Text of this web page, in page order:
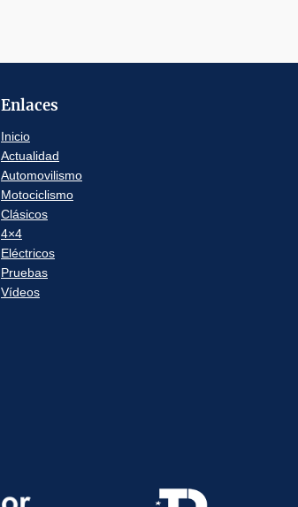
Enlaces
Inicio
Actualidad
Automovilismo
Motociclismo
Clásicos
4×4
Eléctricos
Pruebas
Vídeos